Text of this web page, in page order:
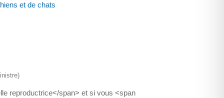
et de chats
reproductrice</span> et si vous <span